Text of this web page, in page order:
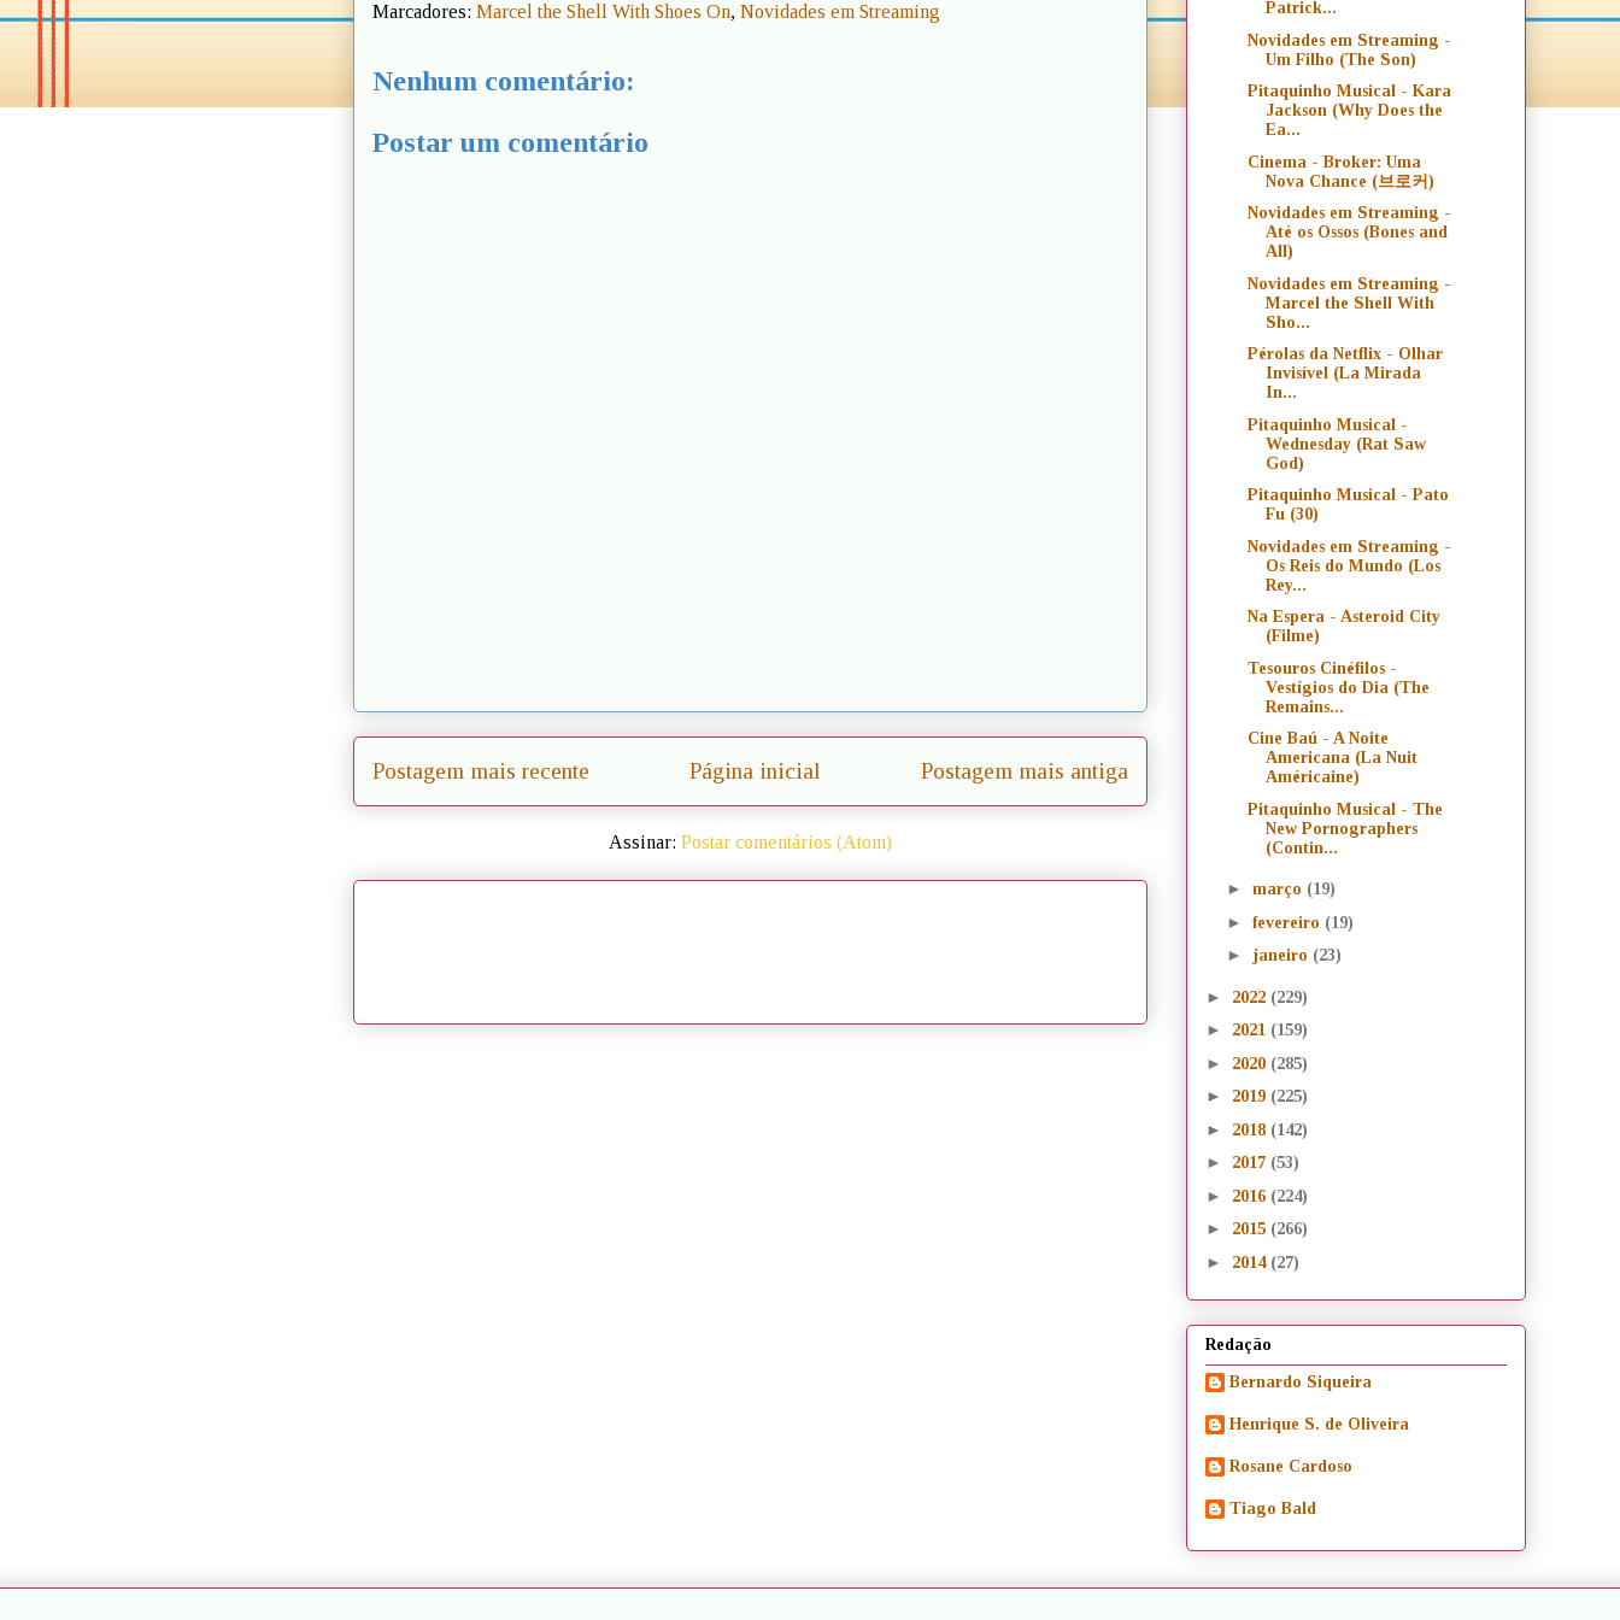
Marcadores: Marcel the Shell With Shoes On, Novidades em Streaming
Nenhum comentário:
Postar um comentário
Postagem mais recente Postagem mais antiga
Página inicial
Assinar: Postar comentários (Atom)
Patrick...
Novidades em Streaming -
Um Filho (The Son)
Pitaquinho Musical - Kara
Jackson (Why Does the
Ea...
Cinema - Broker: Uma
Nova Chance (브로커)
Novidades em Streaming -
Até os Ossos (Bones and
All)
Novidades em Streaming -
Marcel the Shell With
Sho...
Pérolas da Netflix - Olhar
Invisível (La Mirada
In...
Pitaquinho Musical -
Wednesday (Rat Saw
God)
Pitaquinho Musical - Pato
Fu (30)
Novidades em Streaming -
Os Reis do Mundo (Los
Rey...
Na Espera - Asteroid City
(Filme)
Tesouros Cinéfilos -
Vestígios do Dia (The
Remains...
Cine Baú - A Noite
Americana (La Nuit
Américaine)
Pitaquinho Musical - The
New Pornographers
(Contin...
► março (19)
► fevereiro (19)
► janeiro (23)
► 2022 (229)
► 2021 (159)
► 2020 (285)
► 2019 (225)
► 2018 (142)
► 2017 (53)
► 2016 (224)
► 2015 (266)
► 2014 (27)
Redação
Bernardo Siqueira
Henrique S. de Oliveira
Rosane Cardoso
Tiago Bald